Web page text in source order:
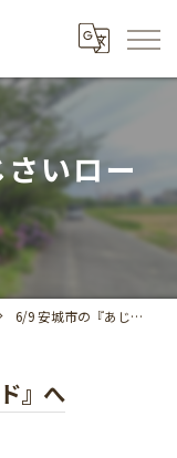
いロー
6/9 安城市の『あじさいロード』へ
』へ